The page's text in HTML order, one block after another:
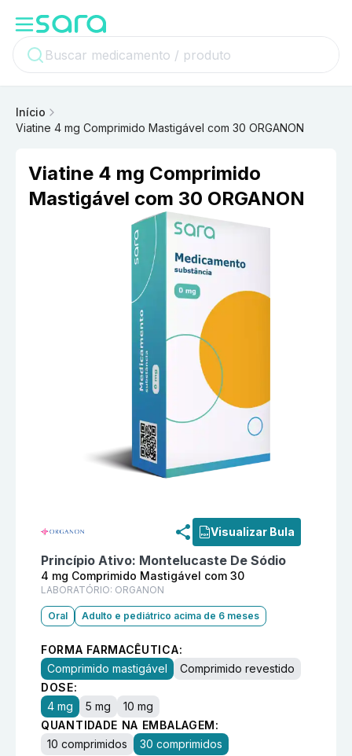
Início
Viatine 4 mg Comprimido Mastigável com 30 ORGANON
Viatine 4 mg Comprimido
Mastigável com 30 ORGANON
Visualizar Bula
Princípio Ativo: Montelucaste De Sódio
4 mg Comprimido Mastigável com 30
LABORATÓRIO: ORGANON
Oral Adulto e pediátrico acima de 6 meses
FORMA FARMACÊUTICA:
Comprimido mastigável
Comprimido revestido
DOSE:
4 mg
5 mg
10 mg
QUANTIDADE NA EMBALAGEM:
10 comprimidos
30 comprimidos